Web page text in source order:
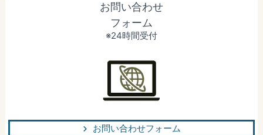
お問い合わせ
フォーム
※24時間受付
お問い合わせフォーム